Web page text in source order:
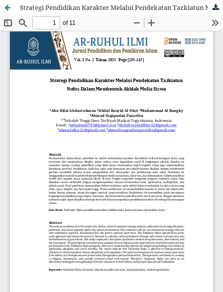
Strategi Pendidikan Karakter Melalui Pendekatan Tazkiatun Nufus Dalam Membentuk Akhlak Mulia Siswa